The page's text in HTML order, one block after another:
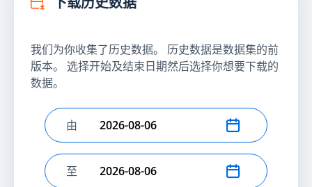
我们为你收集了历史数据。 历史数据是数据集的前
版本。 选择开始及结束日期然后选择你想要下载的
数据。
选择开始日期
由
选择结束日期
至